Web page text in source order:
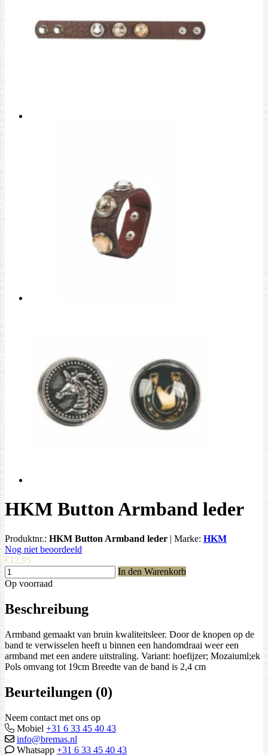
HKM Button Armband leder
Produktnr.: HKM Button Armband leder | Marke: HKM
Nog niet beoordeeld
€12,95
In den Warenkorb
Op voorraad
Beschreibung
Armband gemaakt van bruin kwaliteitsleer. Door de knopen op de
band te verwisselen heeft u binnen een handomdraai weer een
armband met een andere uitstraling. Variant: hoefijzer; Mozaiuml;ek
Pols omvang tot 19cm Breedte van de band is 2,4 cm
Beurteilungen (0)
Neem contact met ons op
Mobiel +31 6 33 45 40 43
info@bremas.nl
Whatsapp +31 6 33 45 40 43